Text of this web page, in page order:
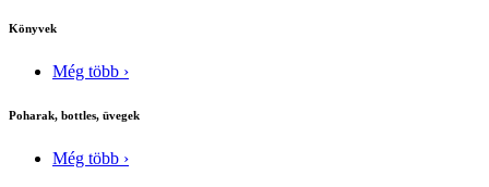
Könyvek
Még több ›
Poharak, bottles, üvegek
Még több ›